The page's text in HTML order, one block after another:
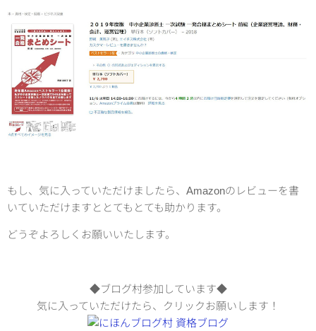
もし、気に入っていただけましたら、Amazonのレビューを書
いていただけますととてもとても助かります。
どうぞよろしくお願いいたします。
◆ブログ村参加しています◆
気に入っていただけたら、クリックお願いします！